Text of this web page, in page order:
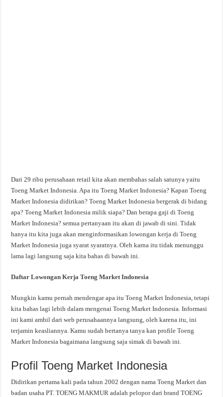
Dari 29 ribu perusahaan retail kita akan membahas salah satunya yaitu
Toeng Market Indonesia. Apa itu Toeng Market Indonesia? Kapan Toeng
Market Indonesia didirikan? Toeng Market Indonesia bergerak di bidang
apa? Toeng Market Indonesia milik siapa? Dan berapa gaji di Toeng
Market Indonesia? semua pertanyaan itu akan di jawab di sini. Tidak
hanya itu kita juga akan menginformasikan lowongan kerja di Toeng
Market Indonesia juga syarat syaratnya. Oleh karna itu tidak menunggu
lama lagi langsung saja kita bahas di bawah ini.
Daftar Lowongan Kerja Toeng Market Indonesia
Mungkin kamu pernah mendengar apa itu Toeng Market Indonesia, tetapi
kita bahas lagi lebih dalam mengenai Toeng Market Indonesia. Informasi
ini kami ambil dari web perusahaannya langsung, oleh karena itu, ini
terjamin keasliannya. Kamu sudah bertanya tanya kan profile Toeng
Market Indonesia bagaimana langsung saja simak di bawah ini.
Profil Toeng Market Indonesia
Didirikan pertama kali pada tahun 2002 dengan nama Toeng Market dan
badan usaha PT. TOENG MAKMUR adalah pelopor dari brand TOENG